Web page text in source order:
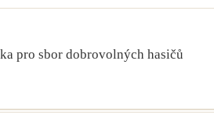
pro sbor dobrovolných hasičů